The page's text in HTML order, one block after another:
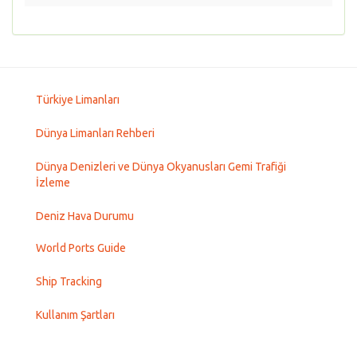
Türkiye Limanları
Dünya Limanları Rehberi
Dünya Denizleri ve Dünya Okyanusları Gemi Trafiği
İzleme
Deniz Hava Durumu
World Ports Guide
Ship Tracking
Kullanım Şartları